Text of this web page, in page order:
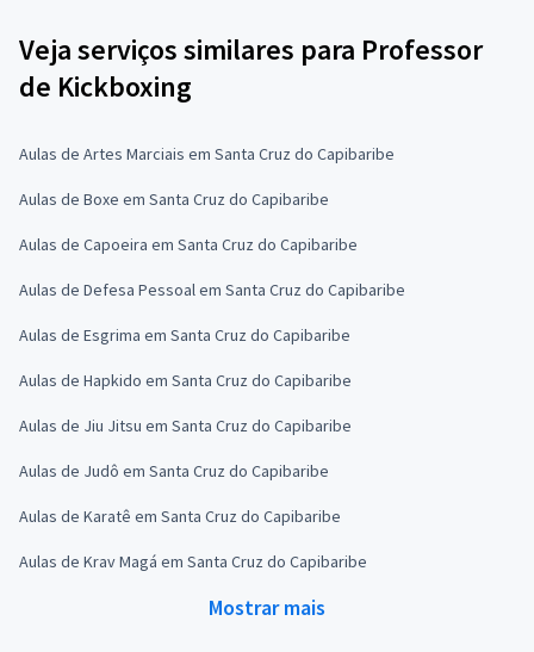
Veja serviços similares para Professor
de Kickboxing
Aulas de Artes Marciais em Santa Cruz do Capibaribe
Aulas de Boxe em Santa Cruz do Capibaribe
Aulas de Capoeira em Santa Cruz do Capibaribe
Aulas de Defesa Pessoal em Santa Cruz do Capibaribe
Aulas de Esgrima em Santa Cruz do Capibaribe
Aulas de Hapkido em Santa Cruz do Capibaribe
Aulas de Jiu Jitsu em Santa Cruz do Capibaribe
Aulas de Judô em Santa Cruz do Capibaribe
Aulas de Karatê em Santa Cruz do Capibaribe
Aulas de Krav Magá em Santa Cruz do Capibaribe
Mostrar mais